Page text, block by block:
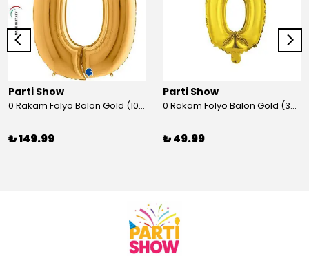
Parti Show
0 Rakam Folyo Balon Gold (100x70 cm)
₺ 149.99
Parti Show
0 Rakam Folyo Balon Gold (35 cm)
₺ 49.99